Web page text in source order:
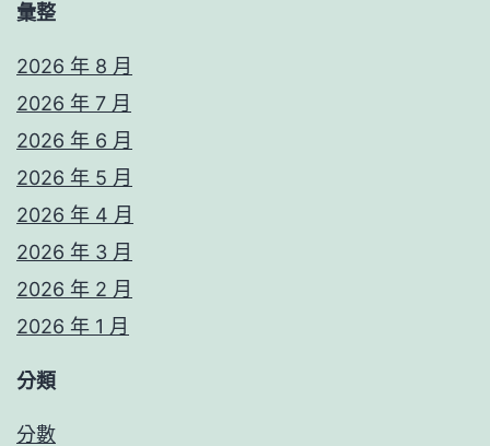
彙整
2026 年 8 月
2026 年 7 月
2026 年 6 月
2026 年 5 月
2026 年 4 月
2026 年 3 月
2026 年 2 月
2026 年 1 月
分類
分數